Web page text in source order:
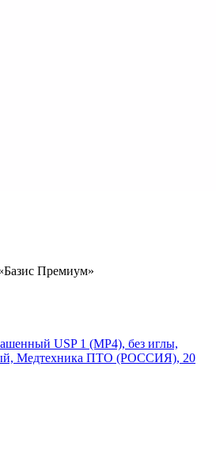
Премиум»
USP 1 (МР4), без иглы,
Медтехника ПТО (РОССИЯ), 20